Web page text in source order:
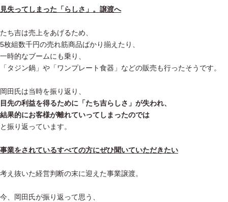
見失ってしまった「らしさ」。譲渡へ
たち吉は売上をあげるため、
5枚組数千円の売れ筋商品ばかり揃えたり、
一時的なブームにも乗り、
「タジン鍋」や「ワンプレート食器」などの販売も行ったそうです。
岡田氏は当時を振り返り、
目先の利益を得るために「たち吉らしさ」が失われ、
結果的にお客様が離れていってしまったのでは
と振り返っています。
事業をされているすべての方にぜひ聞いていただきたい
考え抜いた経営判断の末に迎えた事業譲渡。
今、岡田氏が振り返って思う、